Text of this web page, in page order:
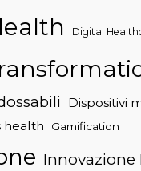
Digital
Dispositivi
health Gamification
Innovazione